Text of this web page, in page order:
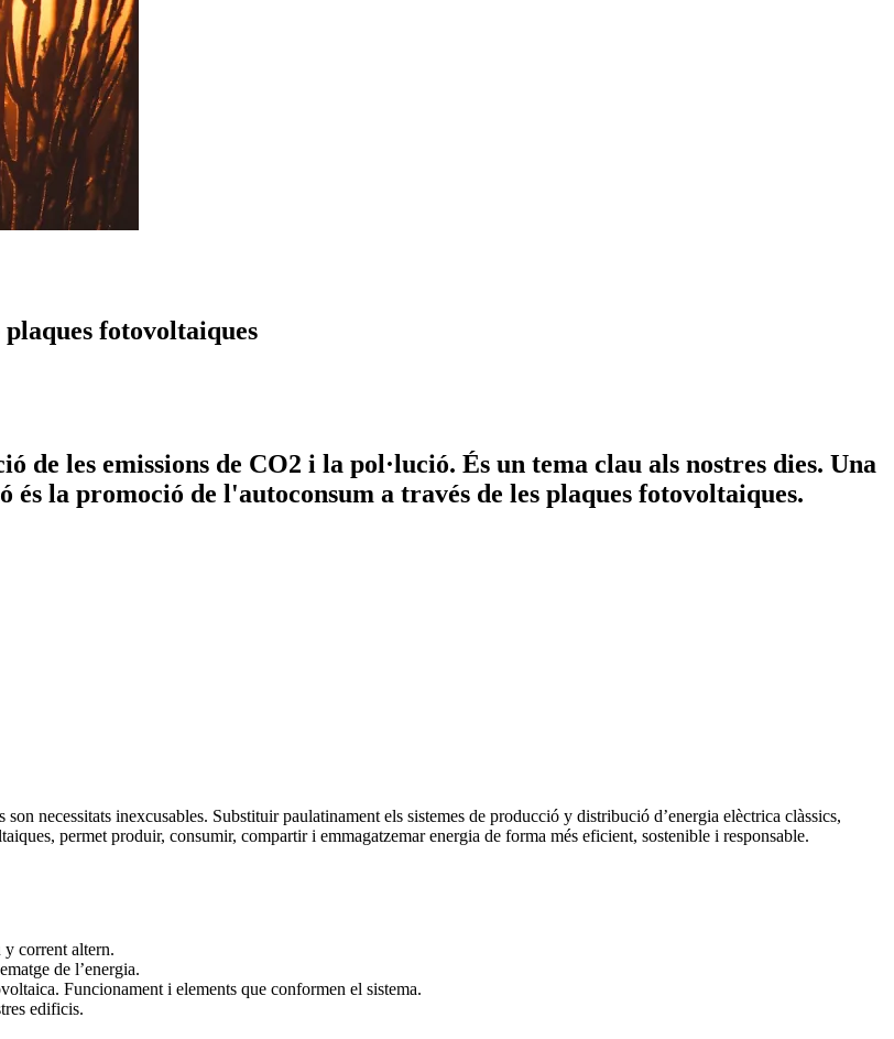
fotovoltaiques
les emissions de CO2 i la pol·lució. És un tema clau als nostres dies. Una
és la promoció de l'autoconsum a través de les plaques fotovoltaiques.
necessitats inexcusables. Substituir paulatinament els sistemes de producció y distribució d’energia elèctrica clàssics,
permet produir, consumir, compartir i emmagatzemar energia de forma més eficient, sostenible i responsable.
y corrent altern.
de l’energia.
Funcionament i elements que conformen el sistema.
edificis.